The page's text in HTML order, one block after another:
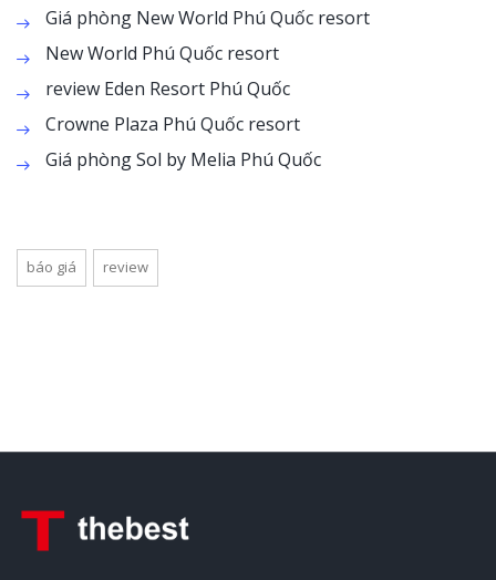
Giá phòng New World Phú Quốc resort
New World Phú Quốc resort
review Eden Resort Phú Quốc
Crowne Plaza Phú Quốc resort
Giá phòng Sol by Melia Phú Quốc
báo giá review